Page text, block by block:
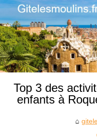
Top 3 des
enfants à